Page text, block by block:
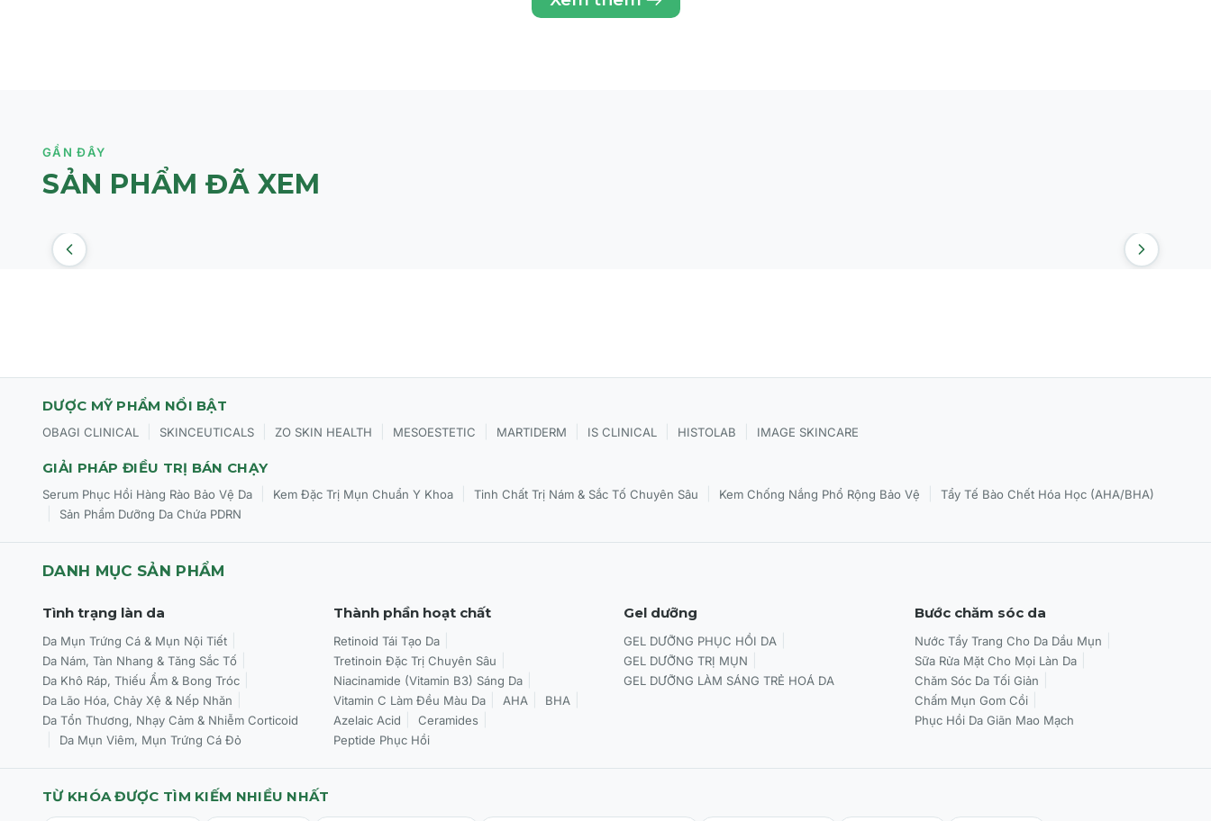
GẦN ĐÂY
SẢN PHẨM ĐÃ XEM
DƯỢC MỸ PHẨM NỔI BẬT
OBAGI CLINICAL SKINCEUTICALS ZO SKIN HEALTH MESOESTETIC MARTIDERM IS CLINICAL HISTOLAB IMAGE SKINCARE
GIẢI PHÁP ĐIỀU TRỊ BÁN CHẠY
Serum Phục Hồi Hàng Rào Bảo Vệ Da Kem Đặc Trị Mụn Chuẩn Y Khoa Tinh Chất Trị Nám & Sắc Tố Chuyên Sâu Kem Chống Nắng Phổ Rộng Bảo Vệ Tẩy Tế Bào Chết Hóa Học (AHA/BHA)
Sản Phẩm Dưỡng Da Chứa PDRN
DANH MỤC SẢN PHẨM
Tình trạng làn da
Da Mụn Trứng Cá & Mụn Nội Tiết
Da Nám, Tàn Nhang & Tăng Sắc Tố
Da Khô Ráp, Thiếu Ẩm & Bong Tróc
Da Lão Hóa, Chảy Xệ & Nếp Nhăn
Da Tổn Thương, Nhạy Cảm & Nhiễm Corticoid
Da Mụn Viêm, Mụn Trứng Cá Đỏ
Thành phần hoạt chất
Retinoid Tái Tạo Da
Tretinoin Đặc Trị Chuyên Sâu
Niacinamide (Vitamin B3) Sáng Da
Vitamin C Làm Đều Màu Da
AHA
BHA
Azelaic Acid
Ceramides
Peptide Phục Hồi
Gel dưỡng
GEL DƯỠNG PHỤC HỒI DA
GEL DƯỠNG TRỊ MỤN
GEL DƯỠNG LÀM SÁNG TRẺ HOÁ DA
Bước chăm sóc da
Nước Tẩy Trang Cho Da Dầu Mụn
Sữa Rửa Mặt Cho Mọi Làn Da
Chăm Sóc Da Tối Giản
Chấm Mụn Gom Cồi
Phục Hồi Da Giãn Mao Mạch
TỪ KHÓA ĐƯỢC TÌM KIẾM NHIỀU NHẤT